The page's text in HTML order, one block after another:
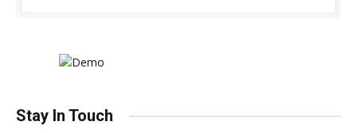
Stay In Touch